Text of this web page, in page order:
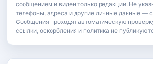
сообщением и виден только редакции. Не
телефоны, адреса и другие личные данные —
Сообщения проходят автоматическую
ссылки, оскорбления и политика не